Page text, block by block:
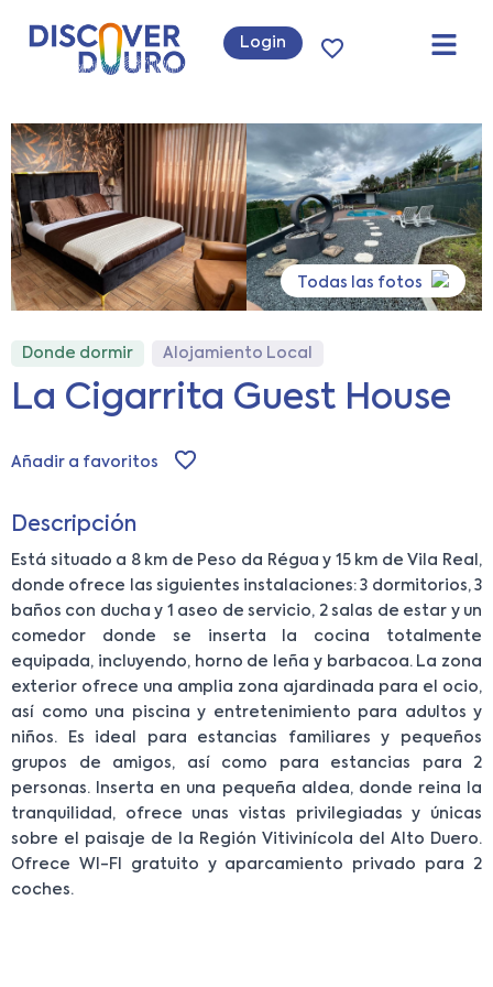
Login
Todas las fotos
Donde dormir Alojamiento Local
La Cigarrita Guest House
Añadir a favoritos
Descripción
Está situado a 8 km de Peso da Régua y 15 km de Vila Real,
donde ofrece las siguientes instalaciones: 3 dormitorios, 3
baños con ducha y 1 aseo de servicio, 2 salas de estar y un
comedor donde se inserta la cocina totalmente
equipada, incluyendo, horno de leña y barbacoa. La zona
exterior ofrece una amplia zona ajardinada para el ocio,
así como una piscina y entretenimiento para adultos y
niños. Es ideal para estancias familiares y pequeños
grupos de amigos, así como para estancias para 2
personas. Inserta en una pequeña aldea, donde reina la
tranquilidad, ofrece unas vistas privilegiadas y únicas
sobre el paisaje de la Región Vitivinícola del Alto Duero.
Ofrece WI-FI gratuito y aparcamiento privado para 2
coches.